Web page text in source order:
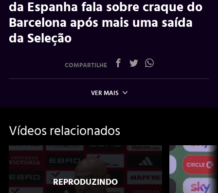
da Espanha fala sobre craque do
Barcelona após mais uma saída
da Seleção
COMPARTILHE
VER MAIS
Vídeos relacionados